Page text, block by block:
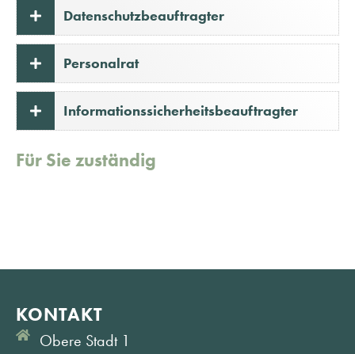
Datenschutzbeauftragter
Personalrat
Informationssicherheitsbeauftragter
Für Sie zuständig
KONTAKT
Obere Stadt 1